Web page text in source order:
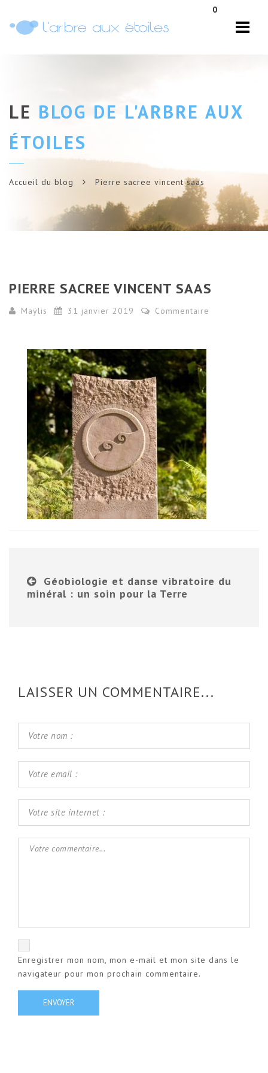
0
LE BLOG DE L'ARBRE AUX
ÉTOILES
Accueil du blog Pierre sacree vincent saas
PIERRE SACREE VINCENT SAAS
Maÿlis 31 janvier 2019 Commentaire
Géobiologie et danse vibratoire du
minéral : un soin pour la Terre
LAISSER UN COMMENTAIRE...
Enregistrer mon nom, mon e-mail et mon site dans le
navigateur pour mon prochain commentaire.